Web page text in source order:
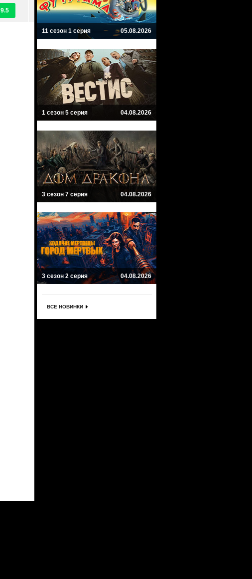
9.5
11 сезон 1 серия 05.08.2026
1 сезон 5 серия 04.08.2026
3 сезон 7 серия 04.08.2026
3 сезон 2 серия 04.08.2026
ВСЕ НОВИНКИ